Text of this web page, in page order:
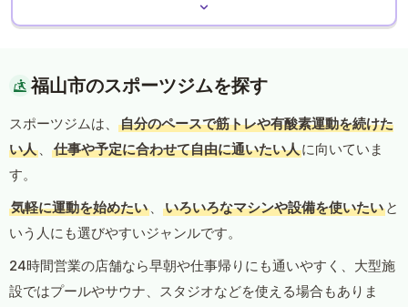
福山市のスポーツジムを探す
スポーツジムは、
自分のペースで筋トレや有酸素運動を続けた
い人 、 仕事や予定に合わせて自由に通いたい人に向いていま
す。
気軽に運動を始めたい 、 いろいろなマシンや設備を使いたい と
いう人にも選びやすいジャンルです。
24時間営業の店舗なら早朝や仕事帰りにも通いやすく、大型施
設ではプールやサウナ、スタジオなどを使える場合もありま